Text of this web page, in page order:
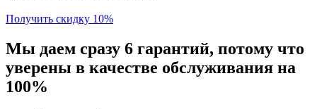
Получить скидку 10%
Мы даем сразу 6 гарантий, потому что
уверены в качестве обслуживания на
100%